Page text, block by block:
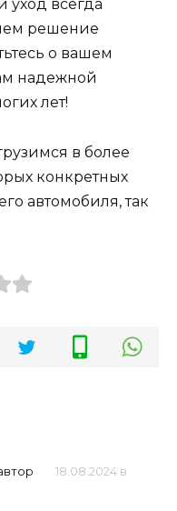
уход всегда
решение
о вашем
надежной
лет!
в более
конкретных
автомобиля, так
18.08.2024 в